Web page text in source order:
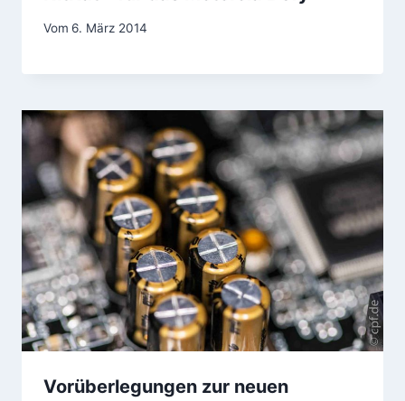
Vom 6. März 2014
Vorüberlegungen zur neuen